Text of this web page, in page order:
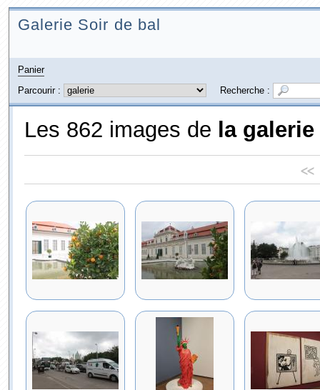
Galerie Soir de bal
Panier
Parcourir :
Recherche :
Les 862 images de la galerie
<<